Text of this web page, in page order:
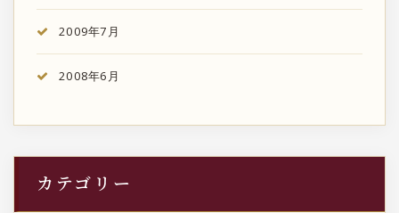
2009年7月
2008年6月
カテゴリー